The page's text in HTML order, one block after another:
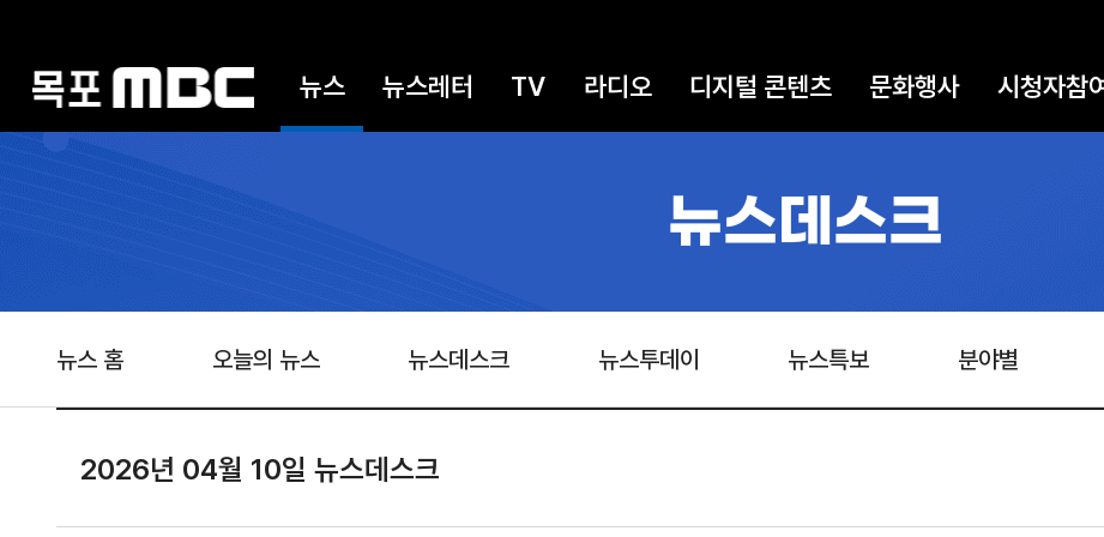
뉴스 뉴스레터 TV 라디오 디지털 콘텐츠 문화행사 시청자참
뉴스데스크
뉴스 홈 오늘의 뉴스 뉴스데스크 뉴스투데이 뉴스특보 분야별
2026년 04월 10일 뉴스데스크